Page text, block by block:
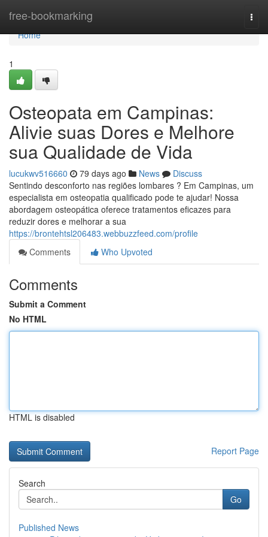
free-bookmarking
Home
Home
1
Osteopata em Campinas:
Alivie suas Dores e Melhore
sua Qualidade de Vida
lucukwv516660 79 days ago News
Discuss
Sentindo desconforto nas regiões lombares ? Em Campinas, um
especialista em osteopatia qualificado pode te ajudar! Nossa
abordagem osteopática oferece tratamentos eficazes para
reduzir dores e melhorar a sua
https://brontehtsl206483.webbuzzfeed.com/profile
Comments
Who Upvoted
Comments
Submit a Comment
No HTML
HTML is disabled
Report Page
Search
Go
Published News